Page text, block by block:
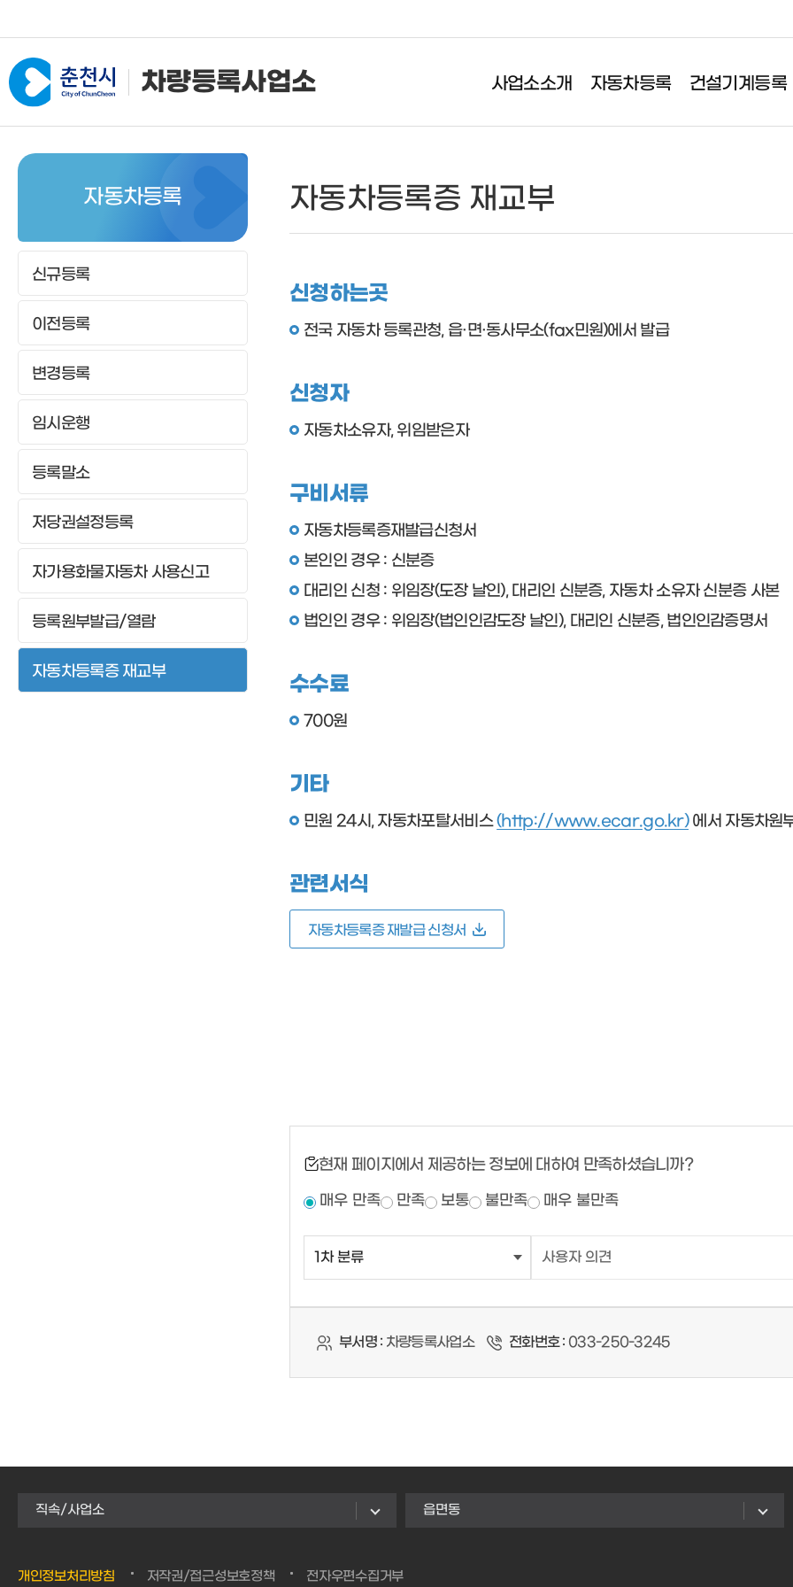
차량등록사업소 사업소소개
사업소소개
전화번호
위치안내
자동차등록
이전등록
임시운행
자가용화물자동차 사용신
등록원부발급/열람
건설기계등록
신규등록
등록사항변경
등록말소
저당권등록/말소
조종사면허등록
이륜자동차신고
이륜자동차 정기검사
자동차의무보험
자동차등록
신규등록
이전등록
변경등록
임시운행
등록말소
저당권설정등록
자가용화물자동차 사용신고
등록원부발급/열람
자동차등록증 재교부
자동차등록증 재교부
신청하는곳
전국 자동차 등록관청, 읍·면·동사무소(fax민원)에서 발급
신청자
자동차소유자, 위임받은자
구비서류
자동차등록증재발급신청서
본인인 경우 : 신분증
대리인 신청 : 위임장(도장 날인), 대리인 신분증, 자동차 소유자 신분증 사본
법인인 경우 : 위임장(법인인감도장 날인), 대리인 신분증, 법인인감증명서
수수료
700원
기타
민원 24시, 자동차포탈서비스(http://www.ecar.go.kr)에서 자동차원
관련서식
자동차등록증 재발급 신청서
현재 페이지에서 제공하는 정보에 대하여 만족하셨습니까?
매우 만족 만족 보통 불만족 매우 불만족
부서명 : 차량등록사업소 전화번호 : 033-250-3245
직속/사업소 읍면동
개인정보처리방침 저작권/접근성보호정책 전자우편수집거부